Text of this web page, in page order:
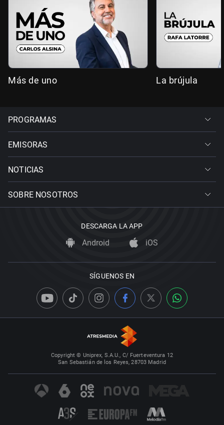
Más de uno La brújula
PROGRAMAS
EMISORAS
NOTICIAS
SOBRE NOSOTROS
DESCARGA LA APP
Android iOS
SÍGUENOS EN
Copyright © Uniprex, S.A.U., C/ Fuerteventura 12
San Sebastián de los Reyes, 28703 Madrid